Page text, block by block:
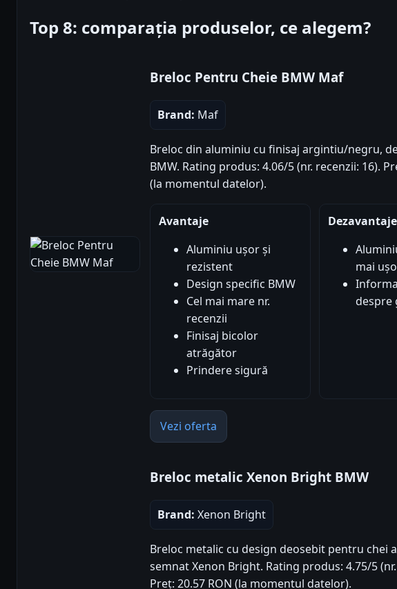
Top 8: comparația produselor, ce alegem?
Breloc Pentru Cheie BMW Maf
Brand: Maf
Breloc din aluminiu cu finisaj argintiu/negru,
BMW. Rating produs: 4.06/5 (nr. recenzii: 16).
(la momentul datelor).
Avantaje
Aluminiu ușor și
rezistent
Design specific BMW
Cel mai mare nr.
recenzii
Finisaj bicolor
atrăgător
Prindere sigură
Dezavantaje
mai
despre
Vezi oferta
Breloc metalic Xenon Bright BMW
Brand: Xenon Bright
Breloc metalic cu design deosebit pentru chei
semnat Xenon Bright. Rating produs: 4.75/5
Preț: 20.57 RON (la momentul datelor).